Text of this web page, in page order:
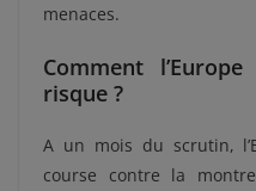
menaces.
Comment
risque ?
A un mois du scrutin,
course contre la